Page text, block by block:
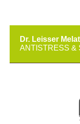
Dr. Leisser
ANTISTRESS &